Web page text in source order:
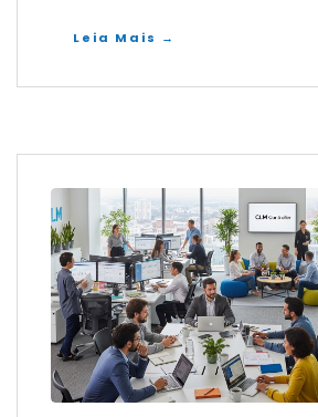
Leia Mais →